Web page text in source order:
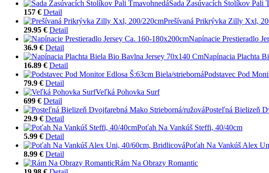
Sada Zasúvacích Stolíkov Pali
157 € Detail
Prešívaná Prikrývka Zilly Xxl,
29.95 € Detail
Napínacie Prestieradlo
36.9 € Detail
Napínacia Plachta
16.89 € Detail
Podstavec Pod
79.9 € Detail
Veľká Pohovka Surf
699 € Detail
Posteľná Bielizeň
29.9 € Detail
Poťah Na Vankúš Steffi, 40/40cm
5.99 € Detail
Poťah Na Vankúš Alex
8.99 € Detail
Rám Na Obrazy Romantic